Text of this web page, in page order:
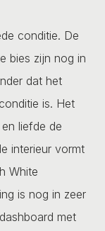
conditie. De
bies zijn nog in
dat het
is. Het
liefde de
interieur vormt
White
is nog in zeer
met